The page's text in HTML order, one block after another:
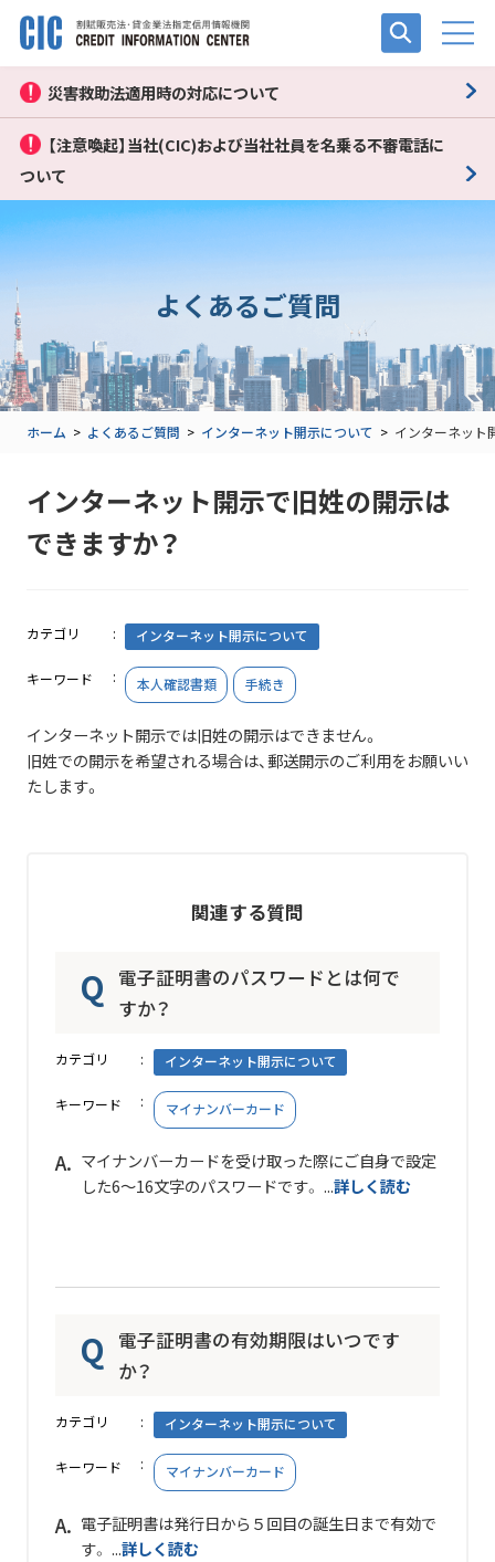
災害救助法適用時の対応について
【注意喚起】当社(CIC)および当社社員を名乗る不審電話に
ついて
よくあるご質問
ホーム > よくあるご質問 > インターネット開示について > インターネット
インターネット開示で旧姓の開示は
できますか？
カテゴリ インターネット開示について
キーワード 本人確認書類 手続き
インターネット開示では旧姓の開示はできません。
旧姓での開示を希望される場合は、郵送開示のご利用をお願いい
たします。
関連する質問
電子証明書のパスワードとは何で
すか？
カテゴリ インターネット開示について
キーワード マイナンバーカード
マイナンバーカードを受け取った際にご自身で設定
した6～16文字のパスワードです。 ...詳しく読む
電子証明書の有効期限はいつです
か？
カテゴリ インターネット開示について
キーワード マイナンバーカード
電子証明書は発行日から５回目の誕生日まで有効で
す。 ...詳しく読む